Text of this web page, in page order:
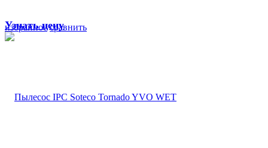
избранное сравнить
Узнать цену